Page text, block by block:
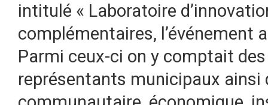
intitulé « Laboratoire
complémentaires, l’événement
Parmi ceux-ci on y comptait
représentants municipaux ainsi